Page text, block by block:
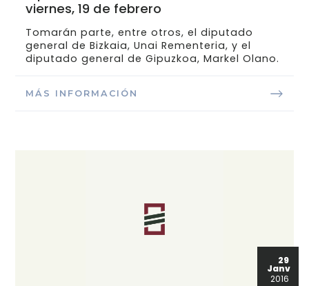
viernes, 19 de febrero
Tomarán parte, entre otros, el diputado
general de Bizkaia, Unai Rementeria, y el
diputado general de Gipuzkoa, Markel Olano.
MÁS INFORMACIÓN
29
Janv
2016